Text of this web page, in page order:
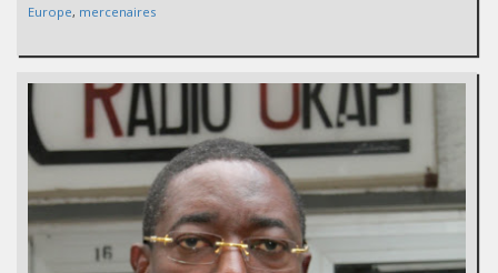
Europe, mercenaires